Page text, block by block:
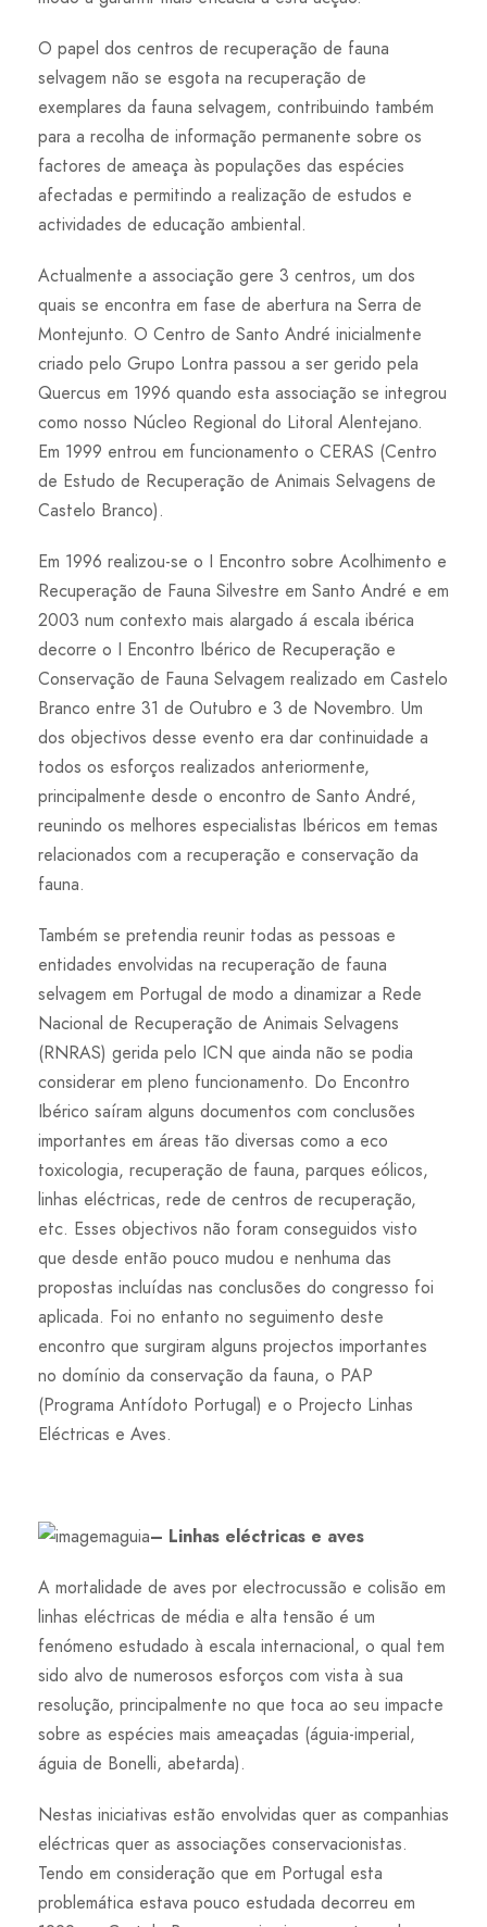
O papel dos centros de recuperação de fauna
selvagem não se esgota na recuperação de
exemplares da fauna selvagem, contribuindo também
para a recolha de informação permanente sobre os
factores de ameaça às populações das espécies
afectadas e permitindo a realização de estudos e
actividades de educação ambiental.
Actualmente a associação gere 3 centros, um dos
quais se encontra em fase de abertura na Serra de
Montejunto. O Centro de Santo André inicialmente
criado pelo Grupo Lontra passou a ser gerido pela
Quercus em 1996 quando esta associação se integrou
como nosso Núcleo Regional do Litoral Alentejano.
Em 1999 entrou em funcionamento o CERAS (Centro
de Estudo de Recuperação de Animais Selvagens de
Castelo Branco).
Em 1996 realizou-se o I Encontro sobre Acolhimento e
Recuperação de Fauna Silvestre em Santo André e em
2003 num contexto mais alargado á escala ibérica
decorre o I Encontro Ibérico de Recuperação e
Conservação de Fauna Selvagem realizado em Castelo
Branco entre 31 de Outubro e 3 de Novembro. Um
dos objectivos desse evento era dar continuidade a
todos os esforços realizados anteriormente,
principalmente desde o encontro de Santo André,
reunindo os melhores especialistas Ibéricos em temas
relacionados com a recuperação e conservação da
fauna.
Também se pretendia reunir todas as pessoas e
entidades envolvidas na recuperação de fauna
selvagem em Portugal de modo a dinamizar a Rede
Nacional de Recuperação de Animais Selvagens
(RNRAS) gerida pelo ICN que ainda não se podia
considerar em pleno funcionamento. Do Encontro
Ibérico saíram alguns documentos com conclusões
importantes em áreas tão diversas como a eco
toxicologia, recuperação de fauna, parques eólicos,
linhas eléctricas, rede de centros de recuperação,
etc. Esses objectivos não foram conseguidos visto
que desde então pouco mudou e nenhuma das
propostas incluídas nas conclusões do congresso foi
aplicada. Foi no entanto no seguimento deste
encontro que surgiram alguns projectos importantes
no domínio da conservação da fauna, o PAP
(Programa Antídoto Portugal) e o Projecto Linhas
Eléctricas e Aves.
– Linhas eléctricas e aves
A mortalidade de aves por electrocussão e colisão em
linhas eléctricas de média e alta tensão é um
fenómeno estudado à escala internacional, o qual tem
sido alvo de numerosos esforços com vista à sua
resolução, principalmente no que toca ao seu impacte
sobre as espécies mais ameaçadas (águia-imperial,
águia de Bonelli, abetarda).
Nestas iniciativas estão envolvidas quer as companhias
eléctricas quer as associações conservacionistas.
Tendo em consideração que em Portugal esta
problemática estava pouco estudada decorreu em